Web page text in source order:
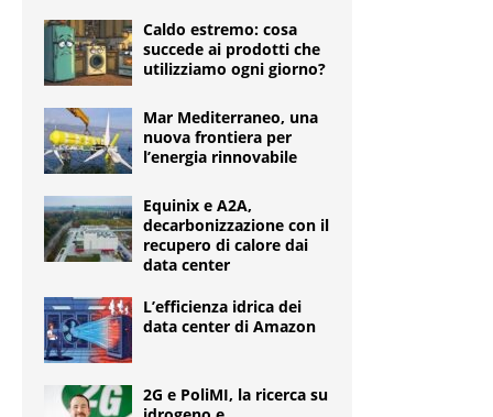
Caldo estremo: cosa
succede ai prodotti che
utilizziamo ogni giorno?
Mar Mediterraneo, una
nuova frontiera per
l’energia rinnovabile
Equinix e A2A,
decarbonizzazione con il
recupero di calore dai
data center
L’efficienza idrica dei
data center di Amazon
2G e PoliMI, la ricerca su